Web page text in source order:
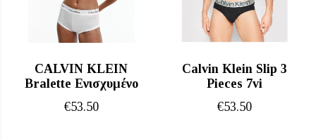
CALVIN KLEIN
Bralette Ενισχυμένο
€53.50
Calvin Klein Slip 3
Pieces 7vi
€53.50